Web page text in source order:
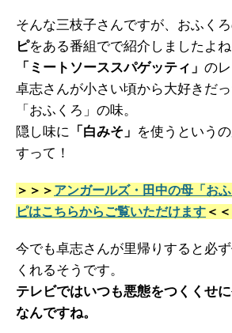
そんな三枝子さんですが、おふく
ピをある番組でで紹介しましたよね
「ミートソーススパゲッティ」 の
卓志さんが小さい頃から大好きだ
「おふくろ」の味。
隠し味に 「白みそ」 を使うという
すって！
＞＞＞ アンガールズ・田中の母「お
ピはこちらからご覧いただけます ＜
今でも卓志さんが里帰りすると必
くれるそうです。
テレビではいつも悪態をつくくせ
なんですね。